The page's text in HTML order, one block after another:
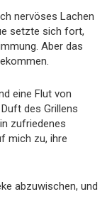
nervöses Lachen
setzte sich fort,
Aber das
eine Flut von
des Grillens
zufriedenes
mich zu, ihre
abzuwischen, und